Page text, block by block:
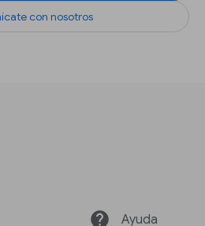
con nosotros
help Ayuda